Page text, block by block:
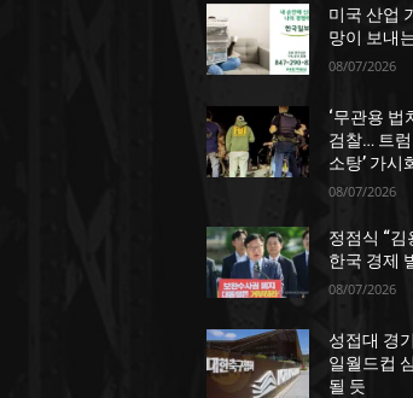
미국 산업
망이 보내
08/07/2026
‘무관용 법
검찰… 트럼
소탕’ 가시
08/07/2026
정점식 “김
한국 경제
08/07/2026
성접대 경
일월드컵
될 듯